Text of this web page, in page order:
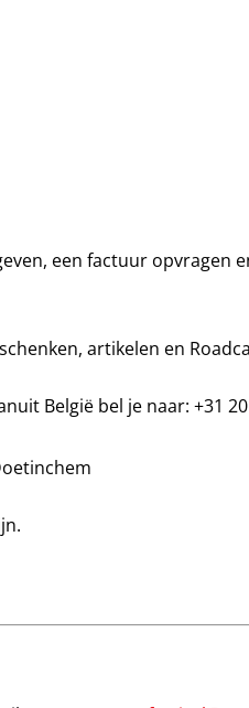
een factuur opvragen
artikelen en
België bel je naar: +31